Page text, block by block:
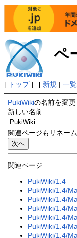
ペ
[ トップ] [ 新規 | 一覧
PukiWikiの名前を変更
新しい名前:
関連ページもリネー
関連ページ
PukiWiki/1.4
PukiWiki/1.4/
PukiWiki/1.4/
PukiWiki/1.4/
PukiWiki/1.4/
PukiWiki/1.4/
PukiWiki/1.4/